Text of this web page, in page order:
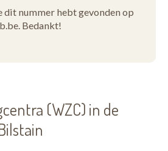
dit nummer hebt gevonden op
Bedankt!
(WZC) in de